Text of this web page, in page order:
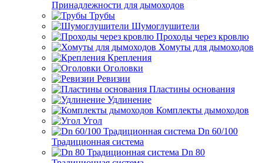
Принадлежности для дымоходов
Трубы
Шумоглушители
Проходы через кровлю
Хомуты для дымоходов
Крепления
Оголовки
Ревизии
Пластины основания
Удлинение
Комплекты дымоходов
Угол
Dn 60/100
Традиционная система
Dn 80